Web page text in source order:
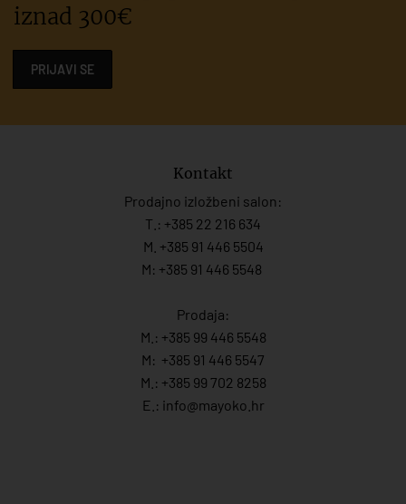
iznad 300€
PRIJAVI SE
Kontakt
Prodajno izložbeni salon:
T.: +385 22 216 634
M. +385 91 446 5504
M: +385 91 446 5548
Prodaja:
M.: +385 99 446 5548
M: +385 91 446 5547
M.: +385 99 702 8258
E.: info@mayoko. hr